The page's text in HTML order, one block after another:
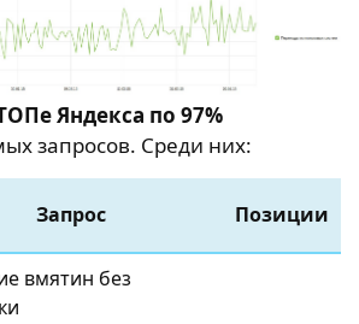
Яндекса по 97%
запросов. Среди них:
Запрос Позиции
вмятин без